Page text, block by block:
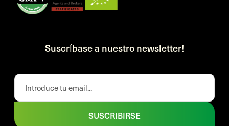
Suscríbase a nuestro newsletter!
SUSCRIBIRSE